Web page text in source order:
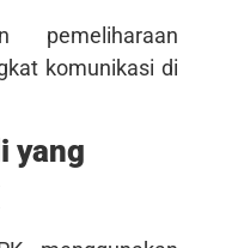
pemeliharaan
komunikasi di
yang